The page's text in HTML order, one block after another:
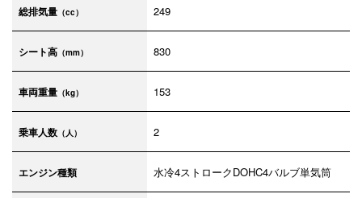
総排気量 （cc） 249
シート高 （mm） 830
車両重量 （kg） 153
乗車人数 （人） 2
エンジン種類 水冷4ストロークDOHC4バルブ単気筒